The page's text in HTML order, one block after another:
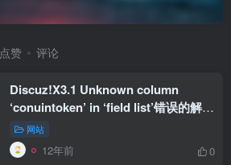
点赞 评论
Discuz!X3.1 Unknown column
‘conuintoken’ in ‘field list’错误的解决
办法网站
12年前 0